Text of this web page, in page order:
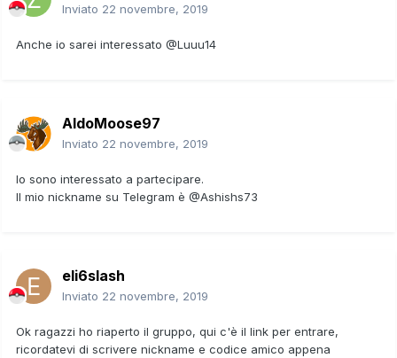
Inviato 22 novembre, 2019
Anche io sarei interessato @Luuu14
AldoMoose97
Inviato 22 novembre, 2019
Io sono interessato a partecipare.
Il mio nickname su Telegram è @Ashishs73
eli6slash
Inviato 22 novembre, 2019
Ok ragazzi ho riaperto il gruppo, qui c'è il link per entrare,
ricordatevi di scrivere nickname e codice amico appena